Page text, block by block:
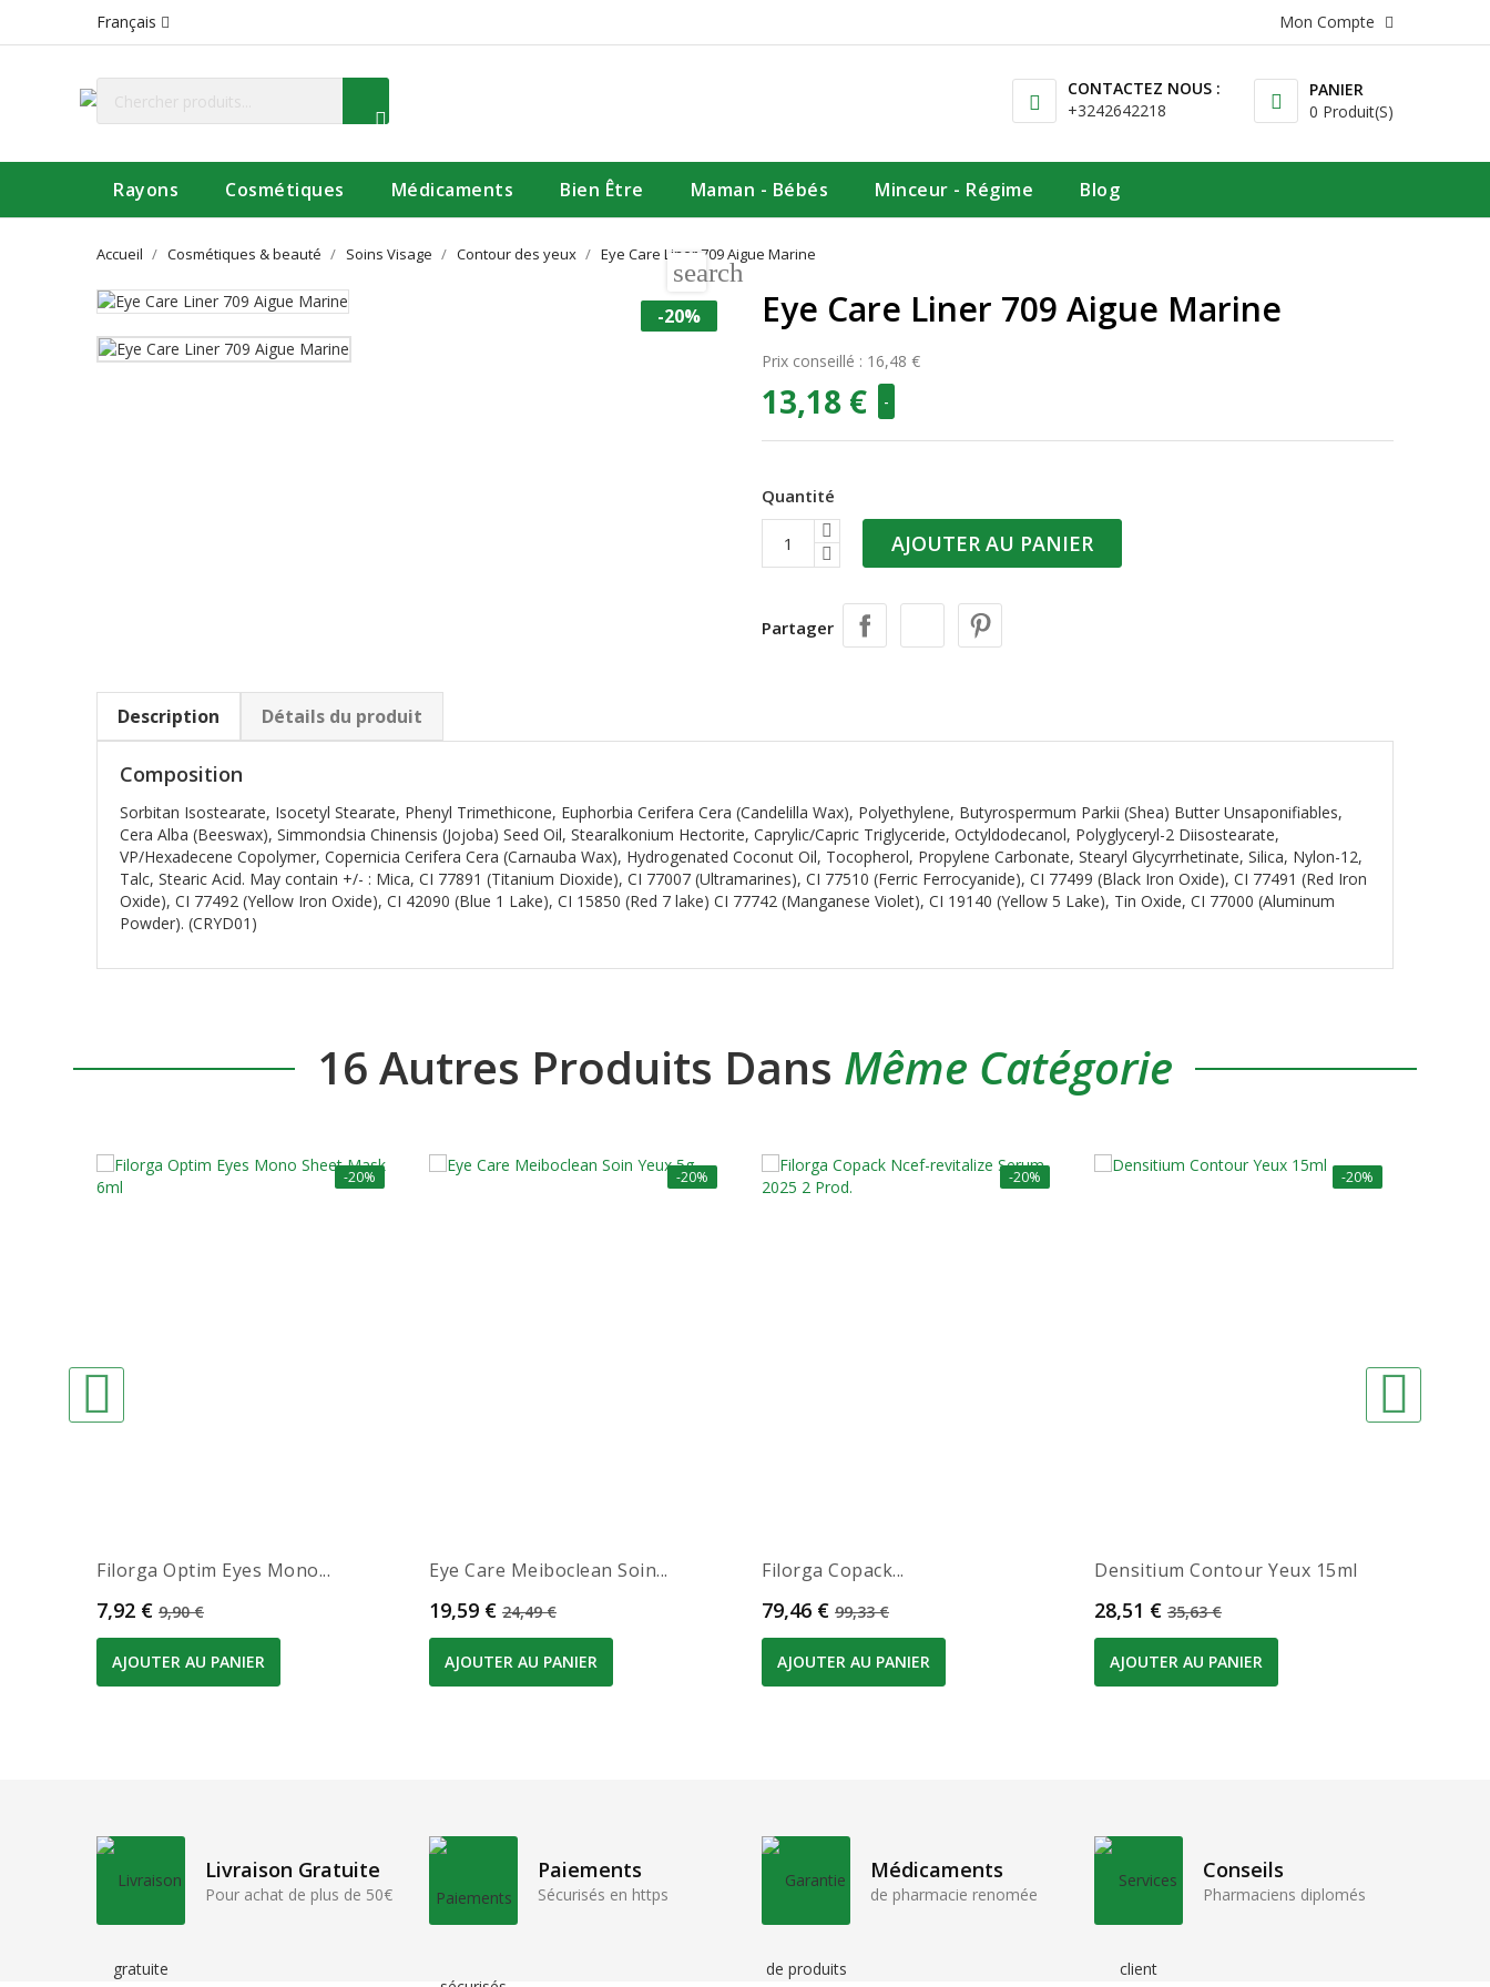
Français Mon Compte
PANIER
0 Produit(s)
CONTACTEZ NOUS :
+3242642218
Rayons Cosmétiques Médicaments Bien Être Maman - Bébés Minceur - Régime Blog
Accueil Cosmétiques & beauté Soins Visage Contour des yeux Eye Care Liner 709 Aigue Marine
-20%
search
Eye Care Liner 709 Aigue Marine
Prix conseillé : 16,48 €
13,18 € -
Quantité
AJOUTER AU PANIER
Partager
Description Détails du produit
Composition
Sorbitan Isostearate, Isocetyl Stearate, Phenyl Trimethicone, Euphorbia Cerifera Cera (Candelilla Wax), Polyethylene, Butyrospermum Parkii (Shea) Butter Unsaponifiables,
Cera Alba (Beeswax), Simmondsia Chinensis (Jojoba) Seed Oil, Stearalkonium Hectorite, Caprylic/Capric Triglyceride, Octyldodecanol, Polyglyceryl-2 Diisostearate,
VP/Hexadecene Copolymer, Copernicia Cerifera Cera (Carnauba Wax), Hydrogenated Coconut Oil, Tocopherol, Propylene Carbonate, Stearyl Glycyrrhetinate, Silica, Nylon-12,
Talc, Stearic Acid. May contain +/- : Mica, CI 77891 (Titanium Dioxide), CI 77007 (Ultramarines), CI 77510 (Ferric Ferrocyanide), CI 77499 (Black Iron Oxide), CI 77491 (Red Iron
Oxide), CI 77492 (Yellow Iron Oxide), CI 42090 (Blue 1 Lake), CI 15850 (Red 7 lake) CI 77742 (Manganese Violet), CI 19140 (Yellow 5 Lake), Tin Oxide, CI 77000 (Aluminum
Powder). (CRYD01)
16 Autres Produits Dans Même Catégorie
-20%
Filorga Optim Eyes Mono...
Prix
7,92 € Prix de base
9,90 €
AJOUTER AU PANIER
-20%
Eye Care Meiboclean Soin...
Prix
19,59 € Prix de base
24,49 €
AJOUTER AU PANIER
-20%
Filorga Copack...
Prix
79,46 € Prix de base
99,33 €
AJOUTER AU PANIER
-20%
Densitium Contour Yeux 15ml
Prix
28,51 € Prix de base
35,63 €
AJOUTER AU PANIER
Livraison Gratuite
Pour achat de plus de 50€
Paiements
Sécurisés en https
Médicaments
de pharmacie renomée
Conseils
Pharmaciens diplomés